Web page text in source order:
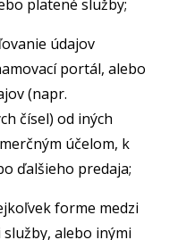
platené služby;
údajov
portál, alebo
(napr.
čísel) od iných
účelom, k
ďalšieho predaja;
forme medzi
alebo inými